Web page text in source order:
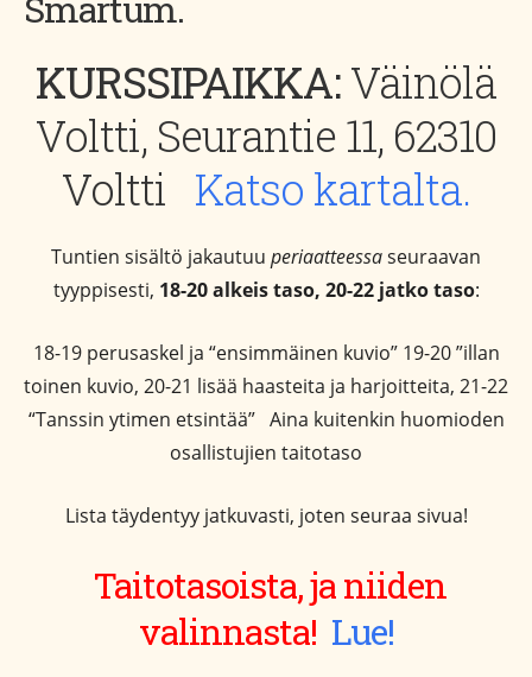
KURSSIPAIKKA:Väinölä
Voltti, Seurantie 11, 62310
Voltti Katso kartalta.
Tuntien sisältö jakautuu periaatteessaseuraavan
tyyppisesti, 18-20 alkeis taso, 20-22 jatko taso:
18-19 perusaskel ja “ensimmäinen kuvio” 19-20 ”illan
toinen kuvio, 20-21 lisää haasteita ja harjoitteita, 21-22
“Tanssin ytimen etsintää” Aina kuitenkin huomioden
osallistujien taitotaso
Lista täydentyy jatkuvasti, joten seuraa sivua!
Taitotasoista, ja niiden
valinnasta! Lue!